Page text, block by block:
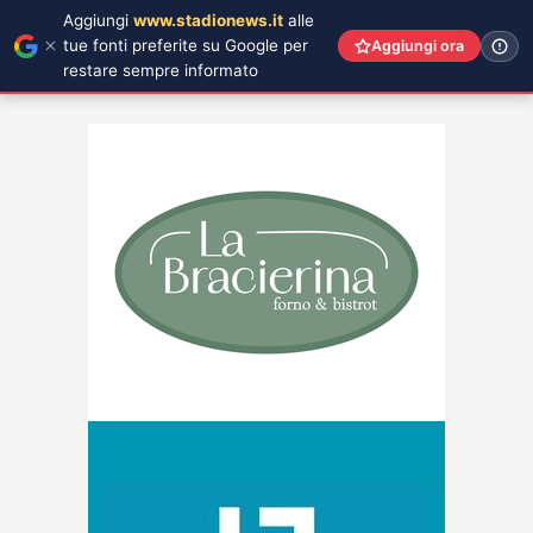
Aggiungi www.stadionews.it alle
tue fonti preferite su Google per
restare sempre informato
Aggiungi ora